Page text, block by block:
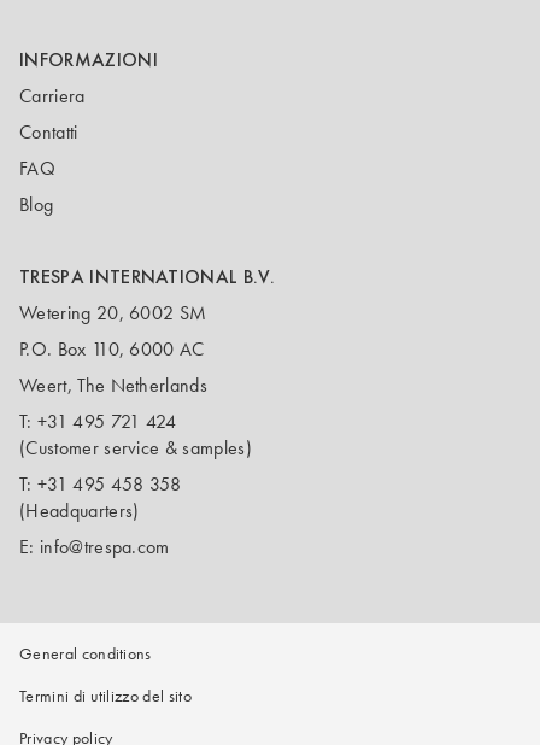
INFORMAZIONI
Carriera
Contatti
FAQ
Blog
TRESPA INTERNATIONAL B.V.
Wetering 20, 6002 SM
P.O. Box 110, 6000 AC
Weert, The Netherlands
T: +31 495 721 424
(Customer service & samples)
T: +31 495 458 358
(Headquarters)
E: info@trespa.com
General conditions
Termini di utilizzo del sito
Privacy policy